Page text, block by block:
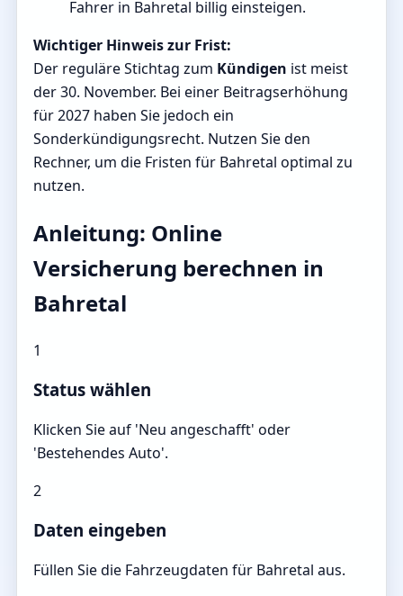
Fahrer in Bahretal billig einsteigen.
Wichtiger Hinweis zur Frist:
Der reguläre Stichtag zum Kündigen ist meist
der 30. November. Bei einer Beitragserhöhung
für 2027 haben Sie jedoch ein
Sonderkündigungsrecht. Nutzen Sie den
Rechner, um die Fristen für Bahretal optimal zu
nutzen.
Anleitung: Online
Versicherung berechnen in
Bahretal
1
Status wählen
Klicken Sie auf 'Neu angeschafft' oder
'Bestehendes Auto'.
2
Daten eingeben
Füllen Sie die Fahrzeugdaten für Bahretal aus.